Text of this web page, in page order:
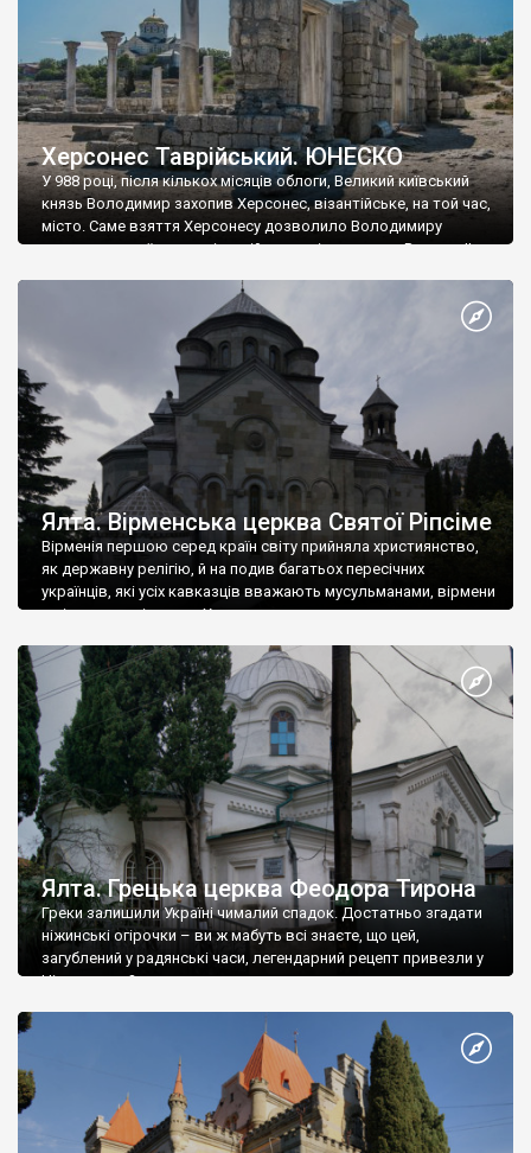
Херсонес Таврійський. ЮНЕСКО
У 988 році, після кількох місяців облоги, Великий київський
князь Володимир захопив Херсонес, візантійське, на той час,
місто. Саме взяття Херсонесу дозволило Володимиру
диктувати свої умови візантійському імператору Василю ІІ, та
Херсонесі Володимир-язичник, став Василем-християнином.
А потім було Хрещення Русі. На честь Херсонесу Таврійського
Ялта. Вірменська церква Святої Ріпсіме
Вірменія першою серед країн світу прийняла християнство,
як державну релігію, й на подив багатьох пересічних
українців, які усіх кавказців вважають мусульманами, вірмени
є відданими вірянами Христа
Ялта. Грецька церква Феодора Тирона
Греки залишили Україні чималий спадок. Достатньо згадати
ніжинські огірочки – ви ж мабуть всі знаєте, що цей,
загублений у радянські часи, легендарний рецепт привезли у
Ніжин греки?